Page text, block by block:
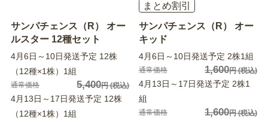
サンパチェンス（R） オー
ルスター 12種セット
4月6日～10日発送予定 12株
（12種×1株）1組
通常価格 5,400円(税込)
4月13日～17日発送予定 12株
（12種×1株）1組
まとめ割引
サンパチェンス（R） オー
キッド
4月6日～10日発送予定 2株1組
通常価格 1,600円(税込)
4月13日～17日発送予定 2株1
組
通常価格 1,600円(税込)